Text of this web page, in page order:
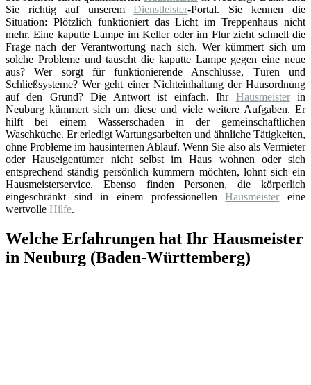
Sie richtig auf unseremDienstleister-Portal. Sie kennen die
Situation: Plötzlich funktioniert das Licht im Treppenhaus nicht
mehr. Eine kaputte Lampe im Keller oder im Flur zieht schnell die
Frage nach der Verantwortung nach sich. Wer kümmert sich um
solche Probleme und tauscht die kaputte Lampe gegen eine neue
aus? Wer sorgt für funktionierende Anschlüsse, Türen und
Schließsysteme? Wer geht einer Nichteinhaltung der Hausordnung
auf den Grund? Die Antwort ist einfach. Ihr Hausmeisterin
Neuburg kümmert sich um diese und viele weitere Aufgaben. Er
hilft bei einem Wasserschaden in der gemeinschaftlichen
Waschküche. Er erledigt Wartungsarbeiten und ähnliche Tätigkeiten,
ohne Probleme im hausinternen Ablauf. Wenn Sie also als Vermieter
oder Hauseigentümer nicht selbst im Haus wohnen oder sich
entsprechend ständig persönlich kümmern möchten, lohnt sich ein
Hausmeisterservice. Ebenso finden Personen, die körperlich
eingeschränkt sind in einem professionellenHausmeister eine
wertvolle Hilfe.
Welche Erfahrungen hat Ihr Hausmeister
in Neuburg (Baden-Württemberg)